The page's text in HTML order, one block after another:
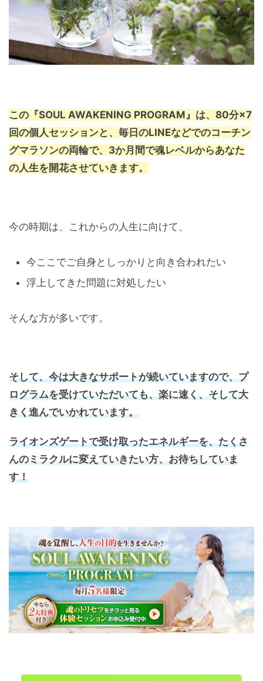
この『SOUL AWAKENING PROGRAM』は、80分×7
回の個人セッションと、毎日のLINEなどでのコーチン
グマラソンの両輪で、3か月間で魂レベルからあなた
の人生を開花させていきます。
今の時期は、これからの人生に向けて、
今ここでご自身としっかりと向き合われたい
浮上してきた問題に対処したい
そんな方が多いです。
そして、今は大きなサポートが続いていますので、プ
ログラムを受けていただいても、楽に速く、そして大
きく進んでいかれています。
ライオンズゲートで受け取ったエネルギーを、たくさ
んのミラクルに変えていきたい方、お待ちしていま
す！